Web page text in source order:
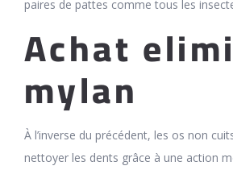
paires de pattes comme tous les
Achat
mylan
À l’inverse du précédent, les os non
nettoyer les dents grâce à une action